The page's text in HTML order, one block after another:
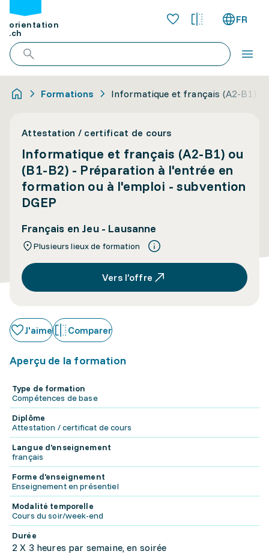
orientation
.ch
FR
Formations Informatique et français (A2-B1)
Attestation / certificat de cours
Informatique et français (A2-B1) ou
(B1-B2) - Préparation à l'entrée en
formation ou à l'emploi - subvention
DGEP
Français en Jeu - Lausanne
Plusieurs lieux de formation
Vers l’offre
J'aime Comparer
Aperçu de la formation
Type de formation
Compétences de base
Diplôme
Attestation / certificat de cours
Langue d'enseignement
français
Forme d'enseignement
Enseignement en présentiel
Modalité temporelle
Cours du soir/week-end
Durée
2 X 3 heures par semaine, en soirée